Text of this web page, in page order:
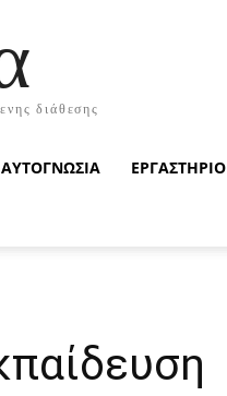
διάθεσης
ΑΥΤΟΓΝΩΣΙΑ ΕΡΓΑΣΤΗΡΙΟ